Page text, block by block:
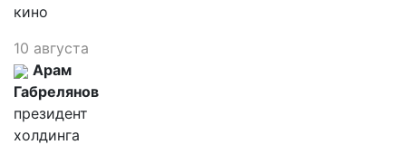
кино
10 августа
Арам
Габрелянов
президент
холдинга